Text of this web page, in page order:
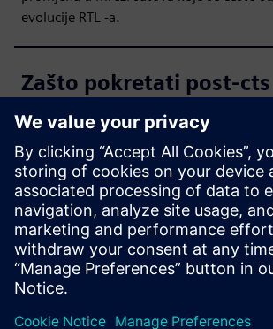
evolucije RTL -a.
Zašto pokretati post-cts
provjere kada CTS alat
stablo sata?
Koje su glavne značajke
analizatora sata?